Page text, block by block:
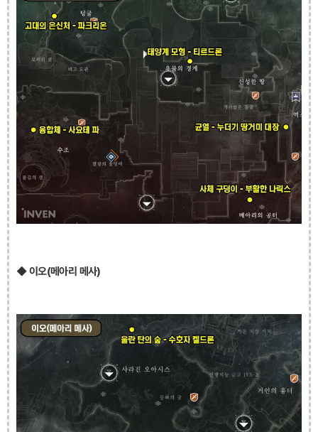
◆ 이오(메아리 메사)